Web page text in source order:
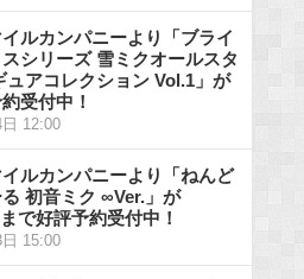
ルカンパニーより「ブライ
シリーズ 雪ミクオールスタ
ュアコレクション Vol.1」が
受付中！
12:00
ルカンパニーより「ねんど
初音ミク ∞Ver.」が
で好評予約受付中！
15:00